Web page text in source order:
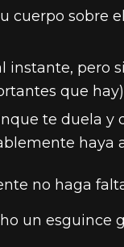
cuerpo sobre
instante, pero
que
te duela y
haya
no haga
un esguince